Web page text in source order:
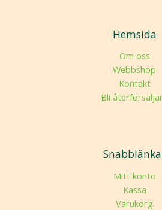
Hemsida
Om oss
Webbshop
Kontakt
Bli
Mitt konto
Kassa
Varukorg